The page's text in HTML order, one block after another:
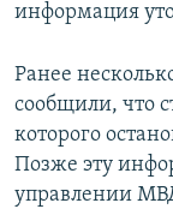
информация
Ранее
сообщили, что
которого
Позже эту
управлении